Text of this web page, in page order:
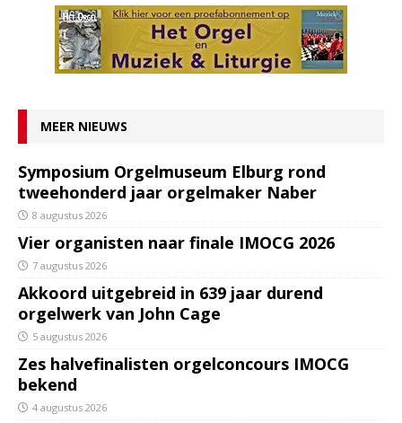
MEER NIEUWS
Symposium Orgelmuseum Elburg rond
tweehonderd jaar orgelmaker Naber
8 augustus 2026
Vier organisten naar finale IMOCG 2026
7 augustus 2026
Akkoord uitgebreid in 639 jaar durend
orgelwerk van John Cage
5 augustus 2026
Zes halvefinalisten orgelconcours IMOCG
bekend
4 augustus 2026